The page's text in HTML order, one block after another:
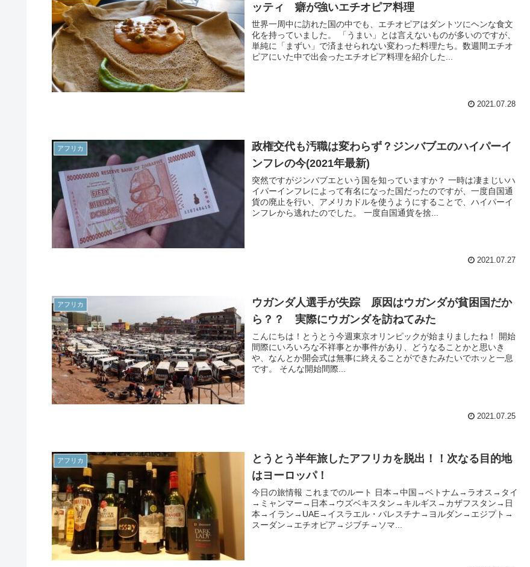
ッティ 癖が強いエチオピア料理
世界一周中に訪れた国の中でも、エチオピアはダントツにヘンな食文
化を持っていました。 「うまい」とは言えないものが多いのですが、
単純に「まずい」で済ませられない変わった料理たち。数週間エチオ
ピアにいた中で出会ったエチオピア料理を紹介した...
2021.07.28
アフリカ
政権交代も汚職は変わらず？ジンバブエのハイパーイ
ンフレの今(2021年最新)
突然ですがジンバブエという国を知っていますか？ 一時は凄まじいハ
イパーインフレによって有名になった国だったのですが、一度自国通
貨の廃止を行い、アメリカドルを使うようにすることで、ハイパーイ
ンフレから逃れたのでした。 一度自国通貨を捨...
2021.07.27
アフリカ
ウガンダ人選手が失踪 原因はウガンダが貧困国だか
ら？？ 実際にウガンダを訪ねてみた
こんにちは！とうとう今週東京オリンピックが始まりましたね！ 開始
間際にいろいろな不祥事とか事件があり、どうなることかと思いき
や、なんとか開会式は無事に終えることができたみたいでホッと一息
です。 そんな開始間際...
2021.07.25
アフリカ
とうとう半年旅したアフリカを脱出！！次なる目的地
はヨーロッパ！
今日の旅情報 これまでのルート 日本→中国→ベトナム→ラオス→タイ
→ミャンマー→日本→ウズベキスタン→キルギス→カザフスタン→日
本→イラン→UAE→イスラエル・パレスチナ→ヨルダン→エジプト→
スーダン→エチオピア→ジブチ→ソマ...